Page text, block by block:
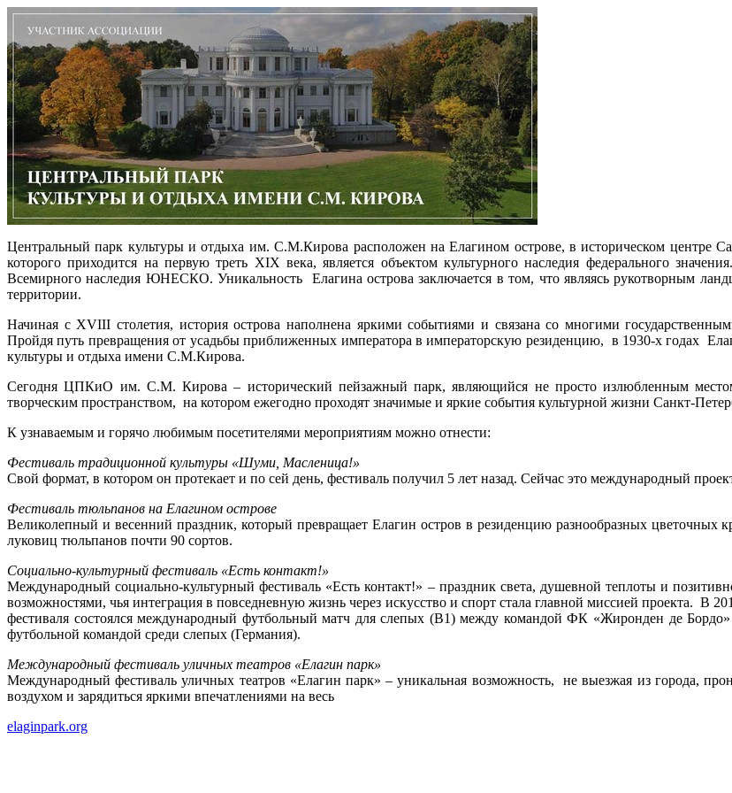
Центральный парк культуры и отдыха им. С.М.Кирова расположен на Елагином острове, в историческом центре
которого приходится на первую треть XIX века, является объектом культурного наследия федерального
Всемирного наследия ЮНЕСКО. Уникальность Елагина острова заключается в том, что являясь рукотворным
территории.
Начиная с XVIII столетия, история острова наполнена яркими событиями и связана со многими
Пройдя путь превращения от усадьбы приближенных императора в императорскую резиденцию, в 1930-х годах
культуры и отдыха имени С.М.Кирова.
Сегодня ЦПКиО им. С.М. Кирова – исторический пейзажный парк, являющийся не просто излюбленным
творческим пространством, на котором ежегодно проходят значимые и яркие события культурной жизни Санкт-
К узнаваемым и горячо любимым посетителями мероприятиям можно отнести:
Фестиваль традиционной культуры «Шуми, Масленица!»
Свой формат, в котором он протекает и по сей день, фестиваль получил 5 лет назад. Сейчас это международный
Фестиваль тюльпанов на Елагином острове
Великолепный и весенний праздник, который превращает Елагин остров в резиденцию разнообразных
луковиц тюльпанов почти 90 сортов.
Социально-культурный фестиваль «Есть контакт!»
Международный социально-культурный фестиваль «Есть контакт!» – праздник света, душевной теплоты и
возможностями, чья интеграция в повседневную жизнь через искусство и спорт стала главной миссией проекта. В
фестиваля состоялся международный футбольный матч для слепых (В1) между командой ФК «Жиронден де
футбольной командой среди слепых (Германия).
Международный фестиваль уличных театров «Елагин парк»
Международный фестиваль уличных театров «Елагин парк»– уникальная возможность, не выезжая из города,
воздухом и зарядиться яркими впечатлениями на весь
elaginpark.org